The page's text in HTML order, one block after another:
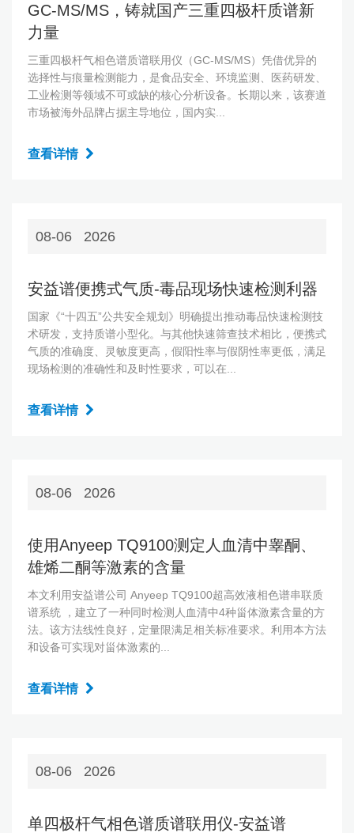
GC‑MS/MS，铸就国产三重四极杆质谱新
力量
三重四极杆气相色谱质谱联用仪（GC‑MS/MS）凭借优异的
选择性与痕量检测能力，是食品安全、环境监测、医药研发、
工业检测等领域不可或缺的核心分析设备。长期以来，该赛道
市场被海外品牌占据主导地位，国内实...
查看详情
08-06 2026
安益谱便携式气质-毒品现场快速检测利器
国家《“十四五”公共安全规划》明确提出推动毒品快速检测技
术研发，支持质谱小型化。与其他快速筛查技术相比，便携式
气质的准确度、灵敏度更高，假阳性率与假阴性率更低，满足
现场检测的准确性和及时性要求，可以在...
查看详情
08-06 2026
使用Anyeep TQ9100测定人血清中睾酮、
雄烯二酮等激素的含量
本文利用安益谱公司 Anyeep TQ9100超高效液相色谱串联质
谱系统 ，建立了一种同时检测人血清中4种甾体激素含量的方
法。该方法线性良好，定量限满足相关标准要求。利用本方法
和设备可实现对甾体激素的...
查看详情
08-06 2026
单四极杆气相色谱质谱联用仪-安益谱